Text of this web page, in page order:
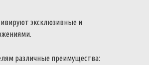
эксклюзивные и
.
различные преимущества: